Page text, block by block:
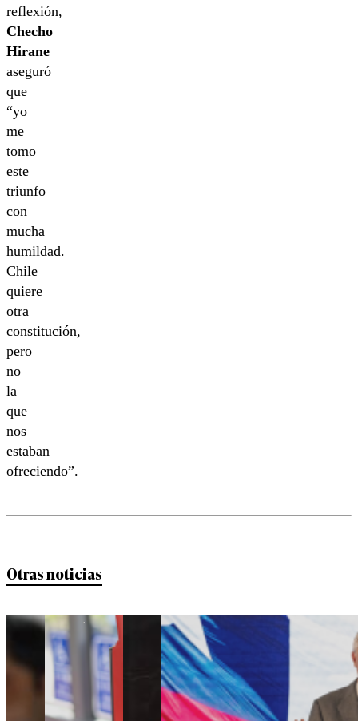
reflexión,
Checho
Hirane
aseguró
que
“yo
me
tomo
este
triunfo
con
mucha
humildad.
Chile
quiere
otra
constitución,
pero
no
la
que
nos
estaban
ofreciendo”.
Otras noticias